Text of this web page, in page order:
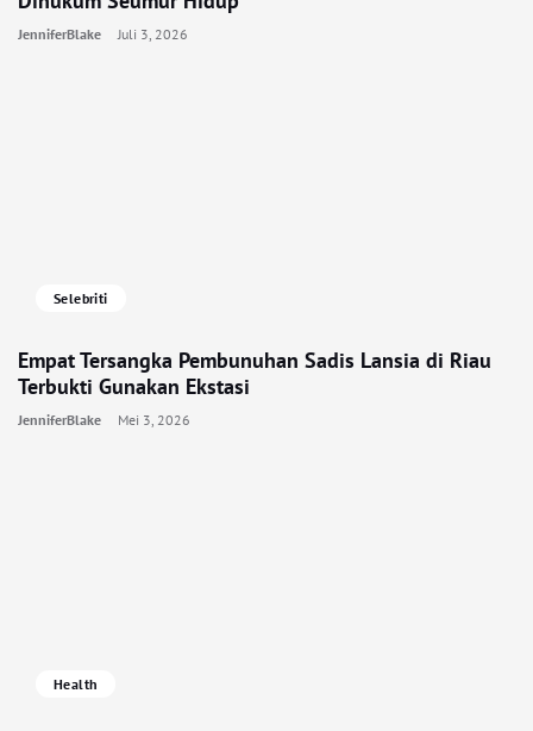
JenniferBlake Juli 3, 2026
Selebriti
Empat Tersangka Pembunuhan Sadis Lansia di Riau
Terbukti Gunakan Ekstasi
JenniferBlake Mei 3, 2026
Health